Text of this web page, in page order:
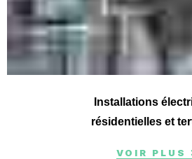
Installations
résidentielles et
VOIR PLUS